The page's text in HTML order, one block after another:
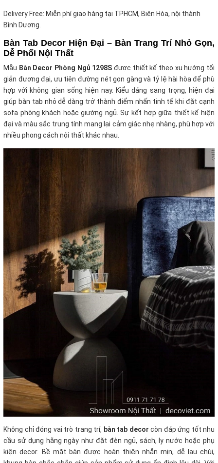
Delivery Free: Miễn phí giao hàng tại TPHCM, Biên Hòa, nội thành
Bình Dương.
Bàn Tab Decor Hiện Đại – Bàn Trang Trí Nhỏ Gọn,
Dễ Phối Nội Thất
Mẫu Bàn Decor Phòng Ngủ 1298S được thiết kế theo xu hướng tối
giản đương đại, ưu tiên đường nét gọn gàng và tỷ lệ hài hòa để phù
hợp với không gian sống hiện nay. Kiểu dáng sang trọng, hiện đại
giúp bàn tab nhỏ dễ dàng trở thành điểm nhấn tinh tế khi đặt cạnh
sofa phòng khách hoặc giường ngủ. Sự kết hợp giữa thiết kế hiện
đại và màu sắc trung tính mang lại cảm giác nhẹ nhàng, phù hợp với
nhiều phong cách nội thất khác nhau.
Không chỉ đóng vai trò trang trí, bàn tab decor còn đáp ứng tốt nhu
cầu sử dụng hằng ngày như đặt đèn ngủ, sách, ly nước hoặc phụ
kiện decor. Bề mặt bàn được hoàn thiện nhẵn mịn, dễ lau chùi,